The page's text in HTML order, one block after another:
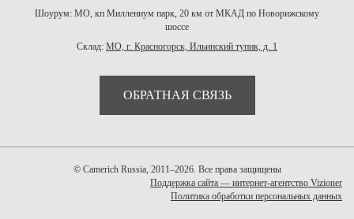
Шоурум: МО, кп Миллениум парк, 20 км от МКАД по Новорижскому
шоссе
Склад: МО, г. Красногорск, Ильинский тупик, д. 1
ОБРАТНАЯ СВЯЗЬ
© Camerich Russia, 2011–2026. Все права защищены
Поддержка сайта — интернет-агентство Vizioner
Политика обработки персональных данных